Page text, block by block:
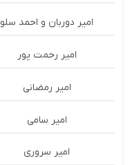
امیر دوربان و احمد سلو
امیر رحمت پور
امیر رمضانی
امیر سامی
امیر سروری